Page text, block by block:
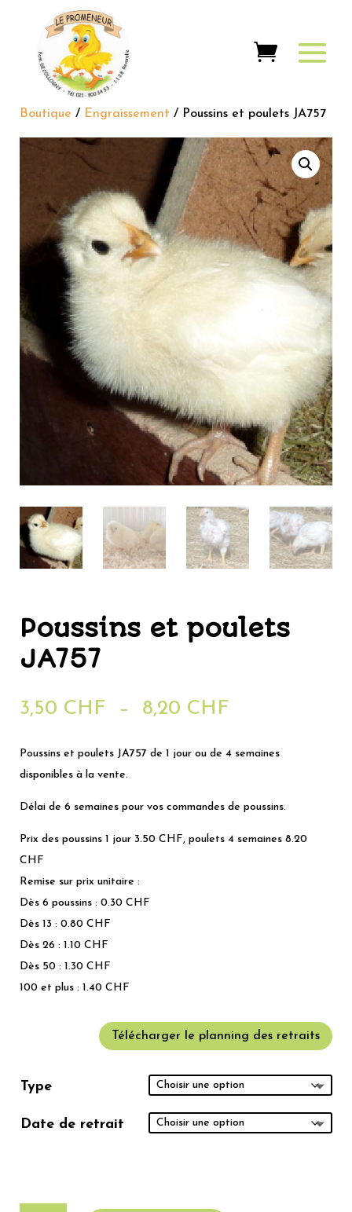
Boutique / Engraissement / Poussins et poulets JA757
Poussins et poulets
JA757
3,50 CHF – 8,20 CHF
prix :
8,20 CHF
Poussins et poulets JA757 de 1 jour ou de 4 semaines
disponibles à la vente.
Délai de 6 semaines pour vos commandes de poussins.
Prix des poussins 1 jour 3.50 CHF, poulets 4 semaines 8.20
CHF
Remise sur prix unitaire :
Dès 6 poussins : 0.30 CHF
Dès 13 : 0.80 CHF
Dès 26 : 1.10 CHF
Dès 50 : 1.30 CHF
100 et plus : 1.40 CHF
Télécharger le planning des retraits
Type
Date de retrait